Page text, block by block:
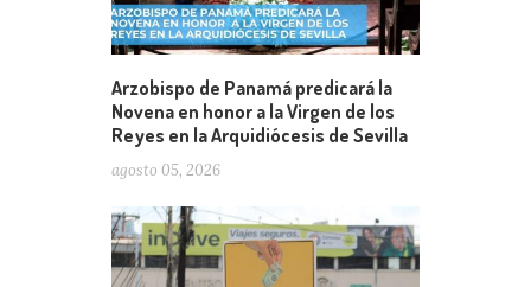
Arzobispo de Panamá predicará la
Novena en honor a la Virgen de los
Reyes en la Arquidiócesis de Sevilla
agosto 05, 2026